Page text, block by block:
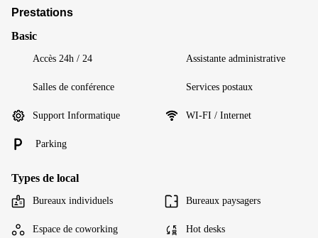
Prestations
Basic
Accès 24h / 24 Assistante administrative
Salles de conférence Services postaux
Support Informatique WI-FI / Internet
Parking
Types de local
Bureaux individuels Bureaux paysagers
Espace de coworking Hot desks